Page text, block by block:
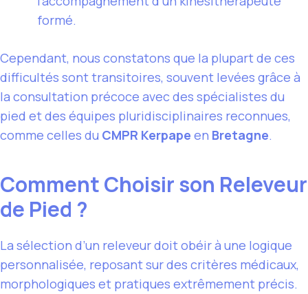
formé.
Cependant, nous constatons que la plupart de ces
difficultés sont transitoires, souvent levées grâce à
la consultation précoce avec des spécialistes du
pied et des équipes pluridisciplinaires reconnues,
comme celles du CMPR Kerpape en Bretagne.
Comment Choisir son Releveur
de Pied ?
La sélection d’un releveur doit obéir à une logique
personnalisée, reposant sur des critères médicaux,
morphologiques et pratiques extrêmement précis.